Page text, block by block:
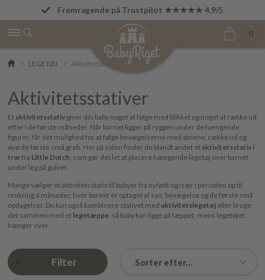
Fri fragt fra 499 kr.
Fremragende på Trustpilot ★★★★★ 4,9/5
0
LEGETØJ Aktivitetsstativer
Aktivitetsstativer
Etaktivitetsstativgiver din baby noget at følge med blikket og noget at række ud
efter i de første måneder. Når barnet ligger på ryggen under de hængende
figurer, får det mulighed for at følge bevægelserne med øjnene, række ud og
øve de første små greb. Her på siden finder du blandt andet etaktivitetsstativ i
træ fra Little Dutch, som gør det let at placere hængende legetøj over barnet
under leg på gulvet.
Mange vælger et aktivitetsstativ til babyer fra nyfødt og især i perioden op til
omkring 6 måneder, hvor barnet er optaget af syn, bevægelse og de første små
opdagelser. Du kan også kombinere stativet med aktivitetslegetøjeller bruge
det sammen med et legetæppe, så baby kan ligge på tæppet, mens legetøjet
hænger over.
Filter Sorter efter...